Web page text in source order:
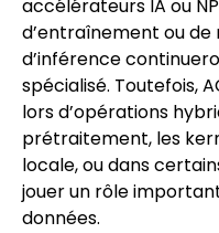
accélérateurs IA ou
d’entraînement ou
d’inférence
spécialisé. Toutefois,
lors d’opérations
prétraitement, les
locale, ou dans
jouer un rôle
données.